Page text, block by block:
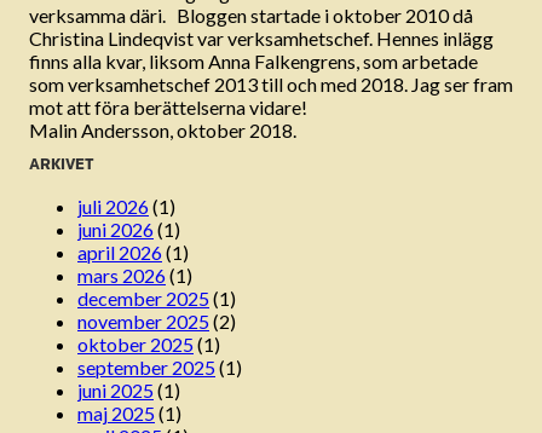
verksamma däri. Bloggen startade i oktober 2010 då
Christina Lindeqvist var verksamhetschef. Hennes inlägg
finns alla kvar, liksom Anna Falkengrens, som arbetade
som verksamhetschef 2013 till och med 2018. Jag ser fram
mot att föra berättelserna vidare!
Malin Andersson, oktober 2018.
ARKIVET
juli 2026(1)
juni 2026(1)
april 2026(1)
mars 2026(1)
december 2025(1)
november 2025(2)
oktober 2025(1)
september 2025(1)
juni 2025(1)
maj 2025(1)